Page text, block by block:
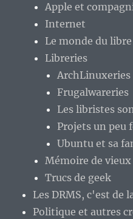
Apple et
Internet
Le monde du
Libreries
ArchLinuxeries
Frugalwareries
Les libristes
Projets un peu
Ubuntu et sa
Mémoire de vieux
Trucs de geek
Les DRMS, c'est de
Politique et autres